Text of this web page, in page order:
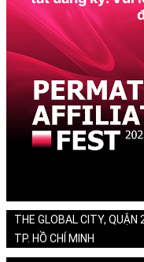
THE GLOBAL CITY, QUẬN
TP. HỒ CHÍ MINH